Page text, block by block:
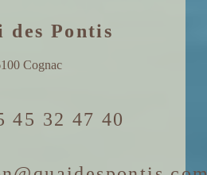
des Pontis
Cognac
45 32 47 40